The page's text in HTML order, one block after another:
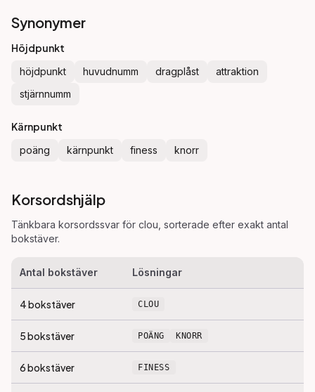
Synonymer
Höjdpunkt
höjdpunkt huvudnumm dragplåst
attraktion
stjärnnumm
Kärnpunkt
poäng kärnpunkt finess knorr
Korsordshjälp
Tänkbara korsordssvar för clou , sorterade efter exakt antal
bokstäver.
Antal bokstäver Lösningar
4bokstäver CLOU
5bokstäver POÄNG KNORR
6bokstäver FINESS